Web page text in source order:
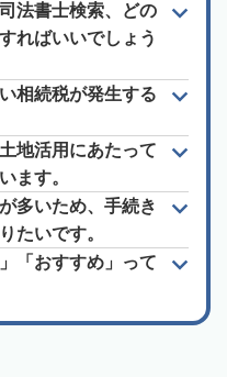
法書士検索、どの
ればいいでしょう
相続税が発生する
地活用にあたって
ます。
多いため、手続き
たいです。
「おすすめ」って